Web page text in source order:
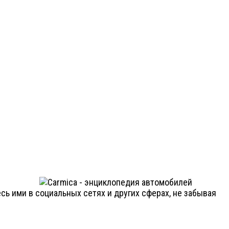
в социальных сетях и других сферах, не забывая